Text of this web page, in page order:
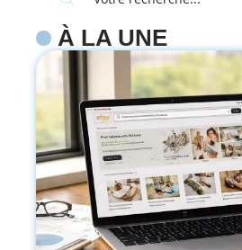
À LA UNE